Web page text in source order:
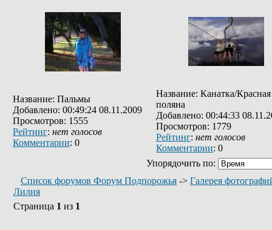
Название: Пальмы
Добавлено: 00:49:24 08.11.2009
Просмотров: 1555
Рейтинг: нет голосов
Комментарии: 0
Название: Канатка/Красная
поляна
Добавлено: 00:44:33
Просмотров: 1779
Рейтинг: нет голосов
Комментарии: 0
Упорядочить по:
Список форумов Форум Подпорожья -> Галерея
Лилия
Страница 1 из 1